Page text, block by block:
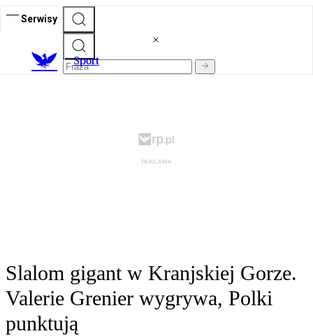
Serwisy
Sport
Slalom gigant w Kranjskiej Gorze.
Valerie Grenier wygrywa, Polki
punktują